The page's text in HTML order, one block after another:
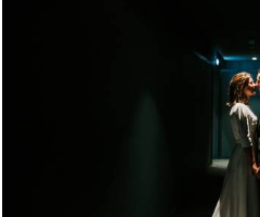
1075